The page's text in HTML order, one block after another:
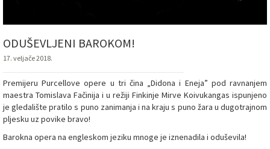
ODUŠEVLJENI BAROKOM!
17. veljače 2018.
Premijeru Purcellove opere u tri čina „Didona i Eneja” pod ravnanjem
maestra Tomislava Fačinija i u režiji Finkinje Mirve Koivukangas ispunjeno
je gledalište pratilo s puno zanimanja i na kraju s puno žara u dugotrajnom
pljesku uz povike bravo!
Barokna opera na engleskom jeziku mnoge je iznenadila i oduševila!